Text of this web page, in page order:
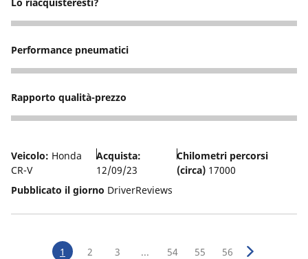
5
Performance pneumatici
5
Rapporto qualità-prezzo
5
Veicolo: Honda
CR-V
Acquista:
12/09/23
Chilometri percorsi
(circa) 17000
Pubblicato il giorno DriverReviews
1 2 3 ... 54 55 56